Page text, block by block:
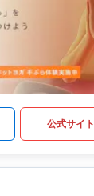
公式サイト